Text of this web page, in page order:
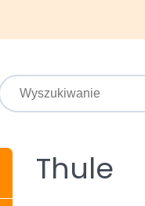
Thule